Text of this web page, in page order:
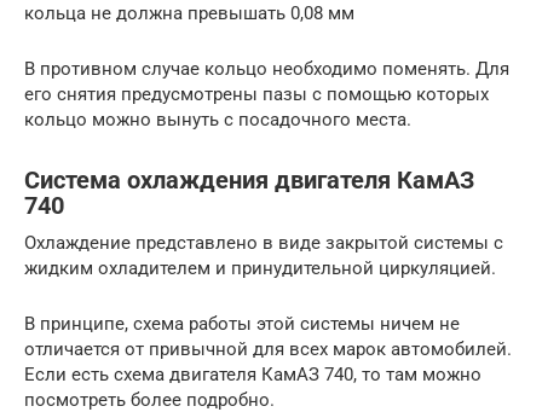
кольца не должна превышать 0,08 мм
В противном случае кольцо необходимо поменять. Для
его снятия предусмотрены пазы с помощью которых
кольцо можно вынуть с посадочного места.
Система охлаждения двигателя КамАЗ
740
Охлаждение представлено в виде закрытой системы с
жидким охладителем и принудительной циркуляцией.
В принципе, схема работы этой системы ничем не
отличается от привычной для всех марок автомобилей.
Если есть схема двигателя КамАЗ 740, то там можно
посмотреть более подробно.